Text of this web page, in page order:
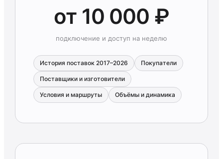
от 10 000 ₽
подключение и доступ на неделю
История поставок 2017–2026 Покупатели
Поставщики и изготовители
Условия и маршруты Объёмы и динамика